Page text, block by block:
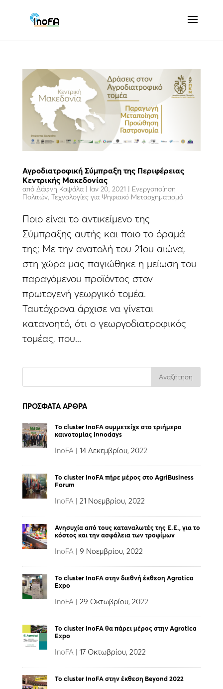
Αγροδιατροφική Σύμπραξη της Περιφέρειας
Κεντρικής Μακεδονίας
από Δάφνη Καψάλα| Ιαν 20, 2021 | Ενεργοποίηση
Πολιτών, Τεχνολογίες για Ψηφιακό Μετασχηματισμό
Ποιο είναι το αντικείμενο της
Σύμπραξης αυτής και ποιο το όραμά
της; Με την ανατολή του 21ου αιώνα,
στη χώρα μας παγιώθηκε η μείωση του
παραγόμενου προϊόντος στον
πρωτογενή γεωργικό τομέα.
Ταυτόχρονα άρχισε να γίνεται
κατανοητό, ότι ο γεωργοδιατροφικός
τομέας, που...
ΠΡΟΣΦΑΤΑ ΑΡΘΡΑ
To cluster InoFA συμμετείχε στο τριήμερο
καινοτομίας Innodays
InoFA | 14 Δεκεμβρίου, 2022
Το cluster InoFA πήρε μέρος στο AgriBusiness
Forum
InoFA | 21 Νοεμβρίου, 2022
Ανησυχία από τους καταναλωτές της Ε.Ε., για το
κόστος και την ασφάλεια των τροφίμων
InoFA | 9 Νοεμβρίου, 2022
Το cluster InoFA στην διεθνή έκθεση Agrotica
Expo
InoFA | 29 Οκτωβρίου, 2022
Το cluster InoFA θα πάρει μέρος στην Agrotica
Expo
InoFA | 17 Οκτωβρίου, 2022
Το cluster InoFA στην έκθεση Beyond 2022